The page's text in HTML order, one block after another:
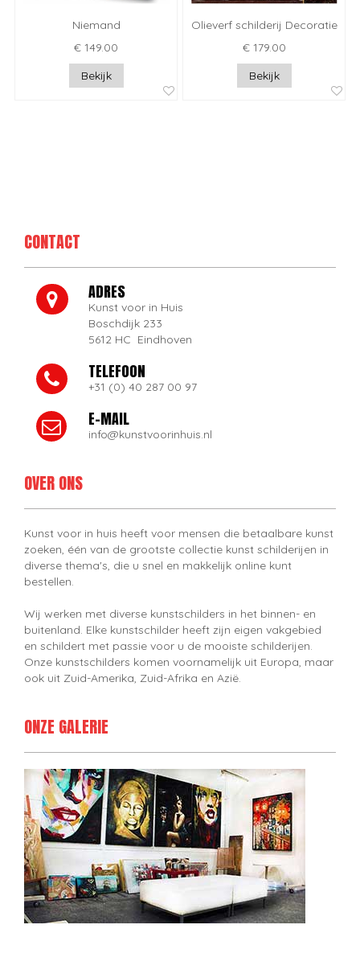
Niemand
€ 149.00
Bekijk
Olieverf schilderij Decoratie
€ 179.00
Bekijk
CONTACT
ADRES
Kunst voor in Huis
Boschdijk 233
5612 HC Eindhoven
TELEFOON
+31 (0) 40 287 00 97
E-MAIL
info@kunstvoorinhuis.nl
OVER ONS
Kunst voor in huis heeft voor mensen die betaalbare kunst
zoeken, één van de grootste collectie kunst schilderijen in
diverse thema's, die u snel en makkelijk online kunt
bestellen.
Wij werken met diverse kunstschilders in het binnen- en
buitenland. Elke kunstschilder heeft zijn eigen vakgebied
en schildert met passie voor u de mooiste schilderijen.
Onze kunstschilders komen voornamelijk uit Europa, maar
ook uit Zuid-Amerika, Zuid-Afrika en Azië.
ONZE GALERIE